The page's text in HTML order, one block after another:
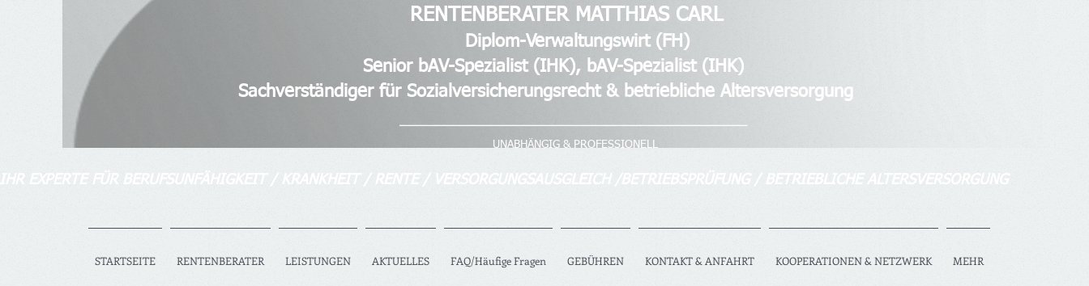
UNABHÄNGIG & PROFESSIONELL
IHR EXPERTE FÜR BERUFSUNFÄHIGKEIT / KRANKHEIT / RENTE / VERSORGUNGSAUSGLEICH /BETRIEBSPRÜFUNG / BETRIEBLICHE ALTERSVERSORGUNG
RENTENBERATER MATTHIAS CARL
Diplom-Verwaltungswirt (FH)
Senior bAV-Spezialist (IHK), bAV-Spezialist (IHK)
Sachverständiger für Sozialversicherungsrecht & betriebliche Altersversorgung
STARTSEITE RENTENBERATER LEISTUNGEN AKTUELLES FAQ/Häufige Fragen GEBÜHREN KONTAKT & ANFAHRT KOOPERATIONEN & NETZWERK MEHR